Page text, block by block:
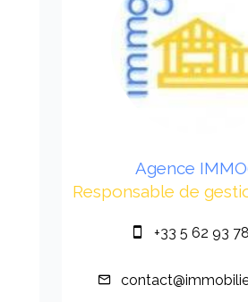
Agence
Responsable de
+33 5 62 93